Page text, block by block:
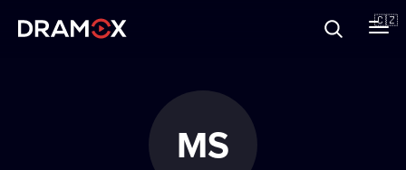
🇨🇿
MS